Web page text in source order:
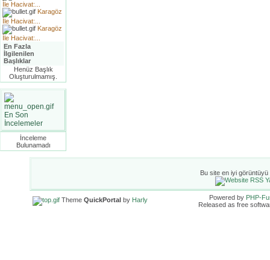
İle Hacivat:...
Karagöz
İle Hacivat:...
Karagöz
İle Hacivat:...
En Fazla
İlgilenilen
Başlıklar
Henüz Başlık
Oluşturulmamış.
En Son
İncelemeler
İnceleme
Bulunamadı
Bu site en iyi görüntüyü
Theme QuickPortal by Harly Powered by PHP-
Released as free